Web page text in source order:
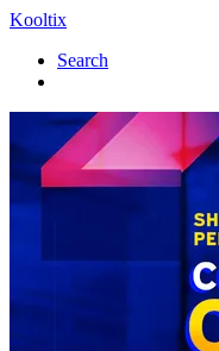
Kooltix
Search